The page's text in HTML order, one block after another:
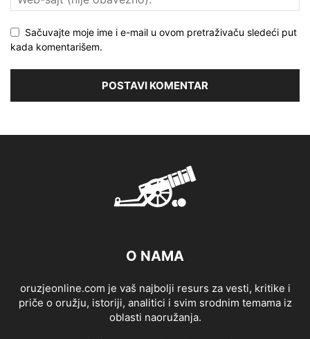
Sačuvajte moje ime i e-mail u ovom pretraživaču sledeći put
kada komentarišem.
O NAMA
oruzjeonline.com je vaš najbolji resurs za vesti, kritike i
priče o oružju, istoriji, analitici i svim srodnim temama iz
oblasti naoružanja.